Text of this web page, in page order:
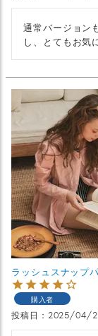
通常バージョン
し、とてもお気
ラッシュスナップ
購入者
投稿日 2025/04/